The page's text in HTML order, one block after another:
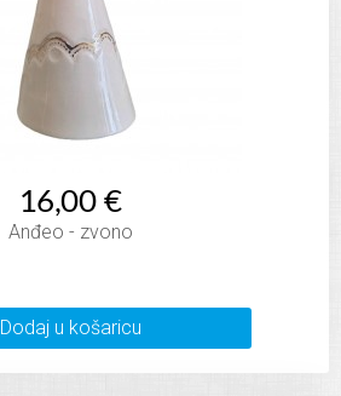
16,00 €
Anđeo - zvono
Dodaj u košaricu